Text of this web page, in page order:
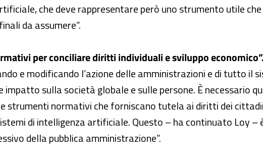
che deve rappresentare però uno strumento utile
da assumere”.
per conciliare diritti individuali e sviluppo economico”.
e modificando l’azione delle amministrazioni e di tutto il
impatto sulla società globale e sulle persone. È necessario
strumenti normativi che forniscano tutela ai diritti dei
di intelligenza artificiale. Questo – ha continuato Loy –
della pubblica amministrazione”.